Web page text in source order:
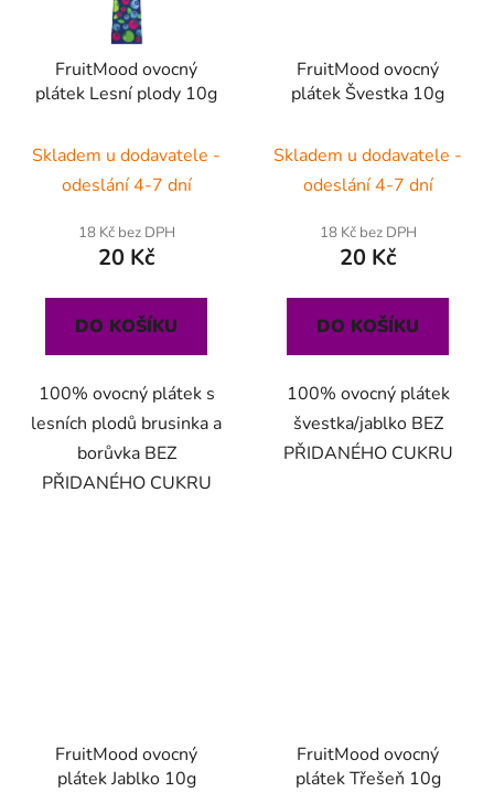
FruitMood ovocný
plátek Lesní plody 10g
Skladem u dodavatele -
odeslání 4-7 dní
18 Kč bez DPH
20 Kč
DO KOŠÍKU
100% ovocný plátek s
lesních plodů brusinka a
borůvka BEZ
PŘIDANÉHO CUKRU
FruitMood ovocný
plátek Švestka 10g
Skladem u dodavatele -
odeslání 4-7 dní
18 Kč bez DPH
20 Kč
DO KOŠÍKU
100% ovocný plátek
švestka/jablko BEZ
PŘIDANÉHO CUKRU
FruitMood ovocný
plátek Jablko 10g
FruitMood ovocný
plátek Třešeň 10g